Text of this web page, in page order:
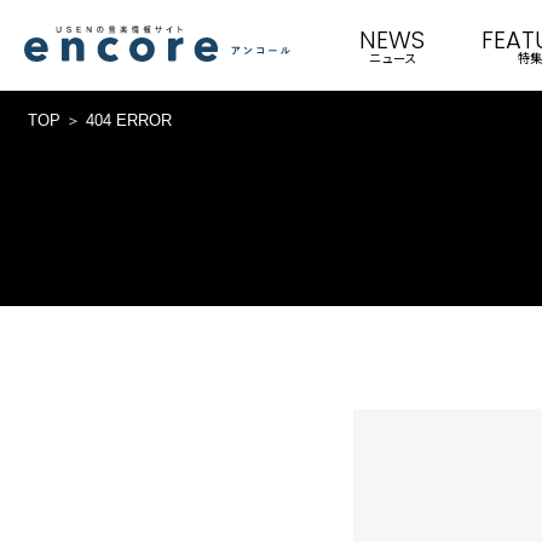
NEWS
ニュース 特集
TOP 404 ERROR